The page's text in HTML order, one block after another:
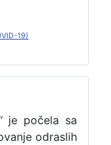
19)
je počela sa
odraslih